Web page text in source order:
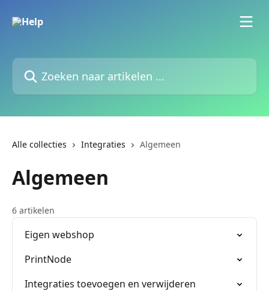
Zoeken naar artikelen ...
Alle collecties Integraties Algemeen
Algemeen
6 artikelen
Eigen webshop
PrintNode
Integraties toevoegen en verwijderen